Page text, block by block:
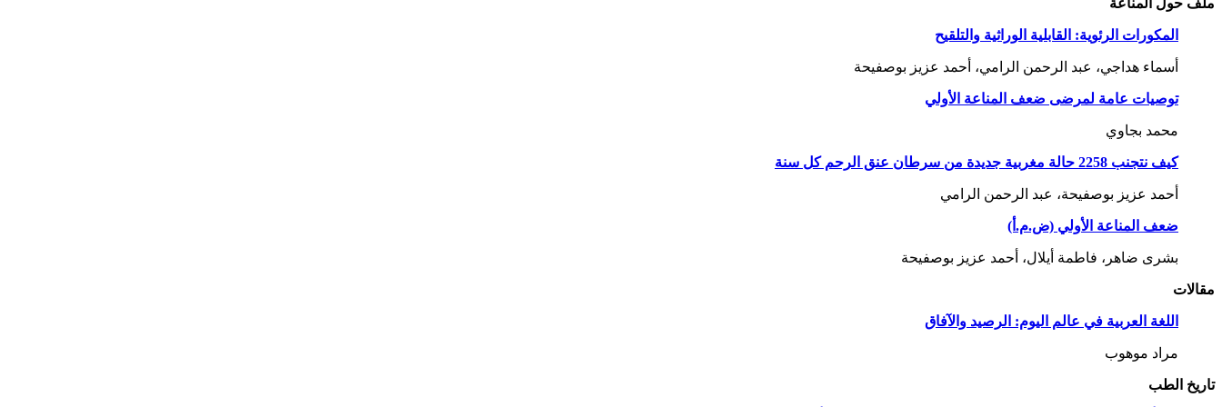
ملف حول المناعة
المكورات الرئوية: القابلية الوراثية والتلقيح
أسماء هداجي، عبد الرحمن الرامي، أحمد عزيز بوصفيحة
توصيات عامة لمرضى ضعف المناعة الأولي
محمد بجاوي
كيف نتجنب 2258 حالة مغربية جديدة من سرطان عنق الرحم كل سنة
أحمد عزيز بوصفيحة، عبد الرحمن الرامي
ضعف المناعة الأولي (ض.م.أ)
بشرى ضاهر، فاطمة أيلال، أحمد عزيز بوصفيحة
مقالات
اللغة العربية في عالم اليوم: الرصيد والآفاق
مراد موهوب
تاريخ الطب